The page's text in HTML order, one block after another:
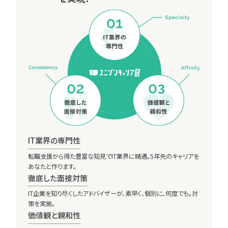
IT業界の専門性
転職支援から得た豊富な知見でIT業界に精通。5年先のキャリアを
あなたと作ります。
徹底した面接対策
IT企業を知り尽くしたアドバイザーが、素早く、個別に、何度でも。対
策を実施。
価値観と親和性
不安や疑問を解消しながら、納得内定を目指してあなたの就活を
無料登録
02
ヒアリング
03
業界説明
04
IT業界に詳しい、なんでも聞けるキャリア
アドバイザーがあなたを全力サポートします！
S.SAKAI
出会えてよかったと思ってもらえるキャリア
アドバイザーに
紹介ページへ